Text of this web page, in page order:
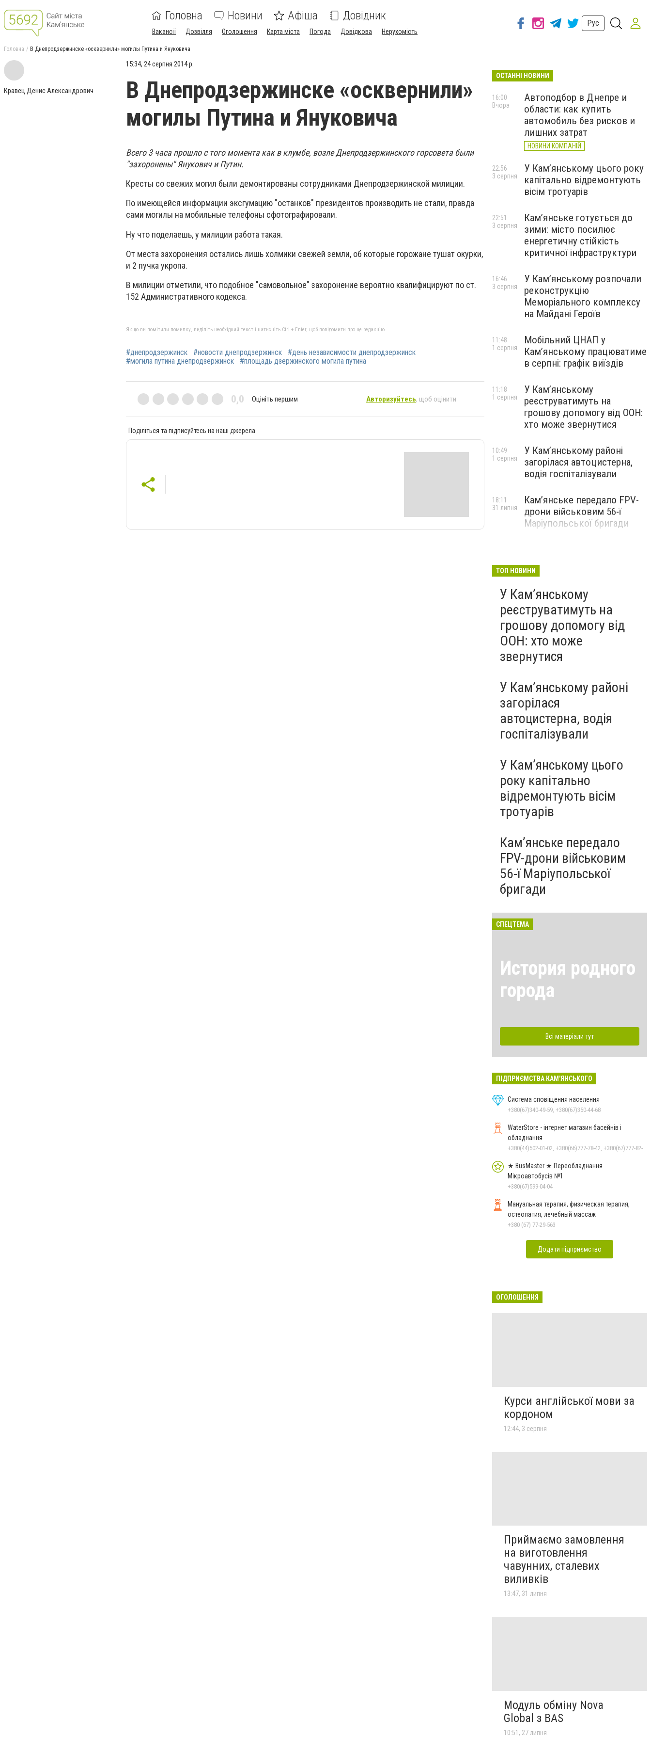
Головна Новини Афіша Довідник
Вакансії Дозвілля Оголошення Карта міста Погода Довідкова Нерухомість
Рус
Головна В Днепродзержинске «осквернили» могилы Путина и Януковича
Кравец Денис Александрович
15:34, 24 серпня 2014 р.
В Днепродзержинске «осквернили»
могилы Путина и Януковича
Всего 3 часа прошло с того момента как в клумбе, возле Днепродзержинского горсовета были
"захоронены" Янукович и Путин.
Кресты со свежих могил были демонтированы сотрудниками Днепродзержинской милиции.
По имеющейся информации эксгумацию "останков" президентов производить не стали, правда
сами могилы на мобильные телефоны сфотографировали.
Ну что поделаешь, у милиции работа такая.
От места захоронения остались лишь холмики свежей земли, об которые горожане тушат окурки,
и 2 пучка укропа.
В милиции отметили, что подобное "самовольное" захоронение вероятно квалифицируют по ст.
152 Административного кодекса.
Якщо ви помітили помилку, виділіть необхідний текст і натисніть Ctrl + Enter, щоб повідомити про це редакцію
#днепродзержинск #новости днепродзержинск
#день независимости днепродзержинск
#могила путина днепродзержинск
#площадь дзержинского могила путина
0,0 Оцініть першим Авторизуйтесь, щоб оцінити
Поділіться та підписуйтесь на наші джерела
ОСТАННІ НОВИНИ
Автоподбор в Днепре и
области: как купить
автомобиль без рисков и
лишних затрат
НОВИНИ КОМПАНІЙ
16:00
Вчора
У Кам’янському цього року
капітально відремонтують
вісім тротуарів
22:56
3 серпня
Кам’янське готується до
зими: місто посилює
енергетичну стійкість
критичної інфраструктури
22:51
3 серпня
У Кам’янському розпочали
реконструкцію
Меморіального комплексу
на Майдані Героїв
16:46
3 серпня
Мобільний ЦНАП у
Кам’янському працюватиме
в серпні: графік виїздів
11:48
1 серпня
У Кам’янському
реєструватимуть на
грошову допомогу від ООН:
хто може звернутися
11:18
1 серпня
У Кам’янському районі
загорілася автоцистерна,
водія госпіталізували
10:49
1 серпня
Кам’янське передало FPV-
дрони військовим 56-ї
Маріупольської бригади
18:11
31 липня
ТОП НОВИНИ
У Кам’янському
реєструватимуть на
грошову допомогу від
ООН: хто може
звернутися
У Кам’янському районі
загорілася
автоцистерна, водія
госпіталізували
У Кам’янському цього
року капітально
відремонтують вісім
тротуарів
Кам’янське передало
FPV-дрони військовим
56-ї Маріупольської
бригади
СПЕЦТЕМА
История родного
города
Всі матеріали тут
ПІДПРИЄМСТВА КАМ'ЯНСЬКОГО
Система сповіщення населення
+380(67)340-49-59, +380(67)350-44-68
WaterStore - інтернет магазин басейнів і
обладнання
★ BusMaster ★ Переобладнання
Мікроавтобусів №1
+380(67)599-04-04
Мануальная терапия, физическая терапия,
остеопатия, лечебный массаж
+380 (67) 77-29-563
Додати підприємство
ОГОЛОШЕННЯ
Курси англійської мови за
кордоном
12:44, 3 серпня
Приймаємо замовлення
на виготовлення
чавунних, сталевих
виливків
13:47, 31 липня
Модуль обміну Nova
Global з BAS
10:51, 27 липня